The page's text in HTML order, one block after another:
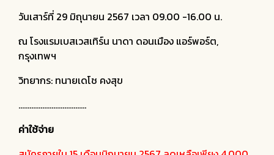
วันเสาร์ที่ 29 มิถุนายน 2567 เวลา 09.00 -16.00 น.
ณ โรงแรมเบสเวสเทิร์น นาดา ดอนเมือง แอร์พอร์ต,
กรุงเทพฯ
วิทยากร: ทนายเดโช คงสุข
.....................................
ค่าใช้จ่าย